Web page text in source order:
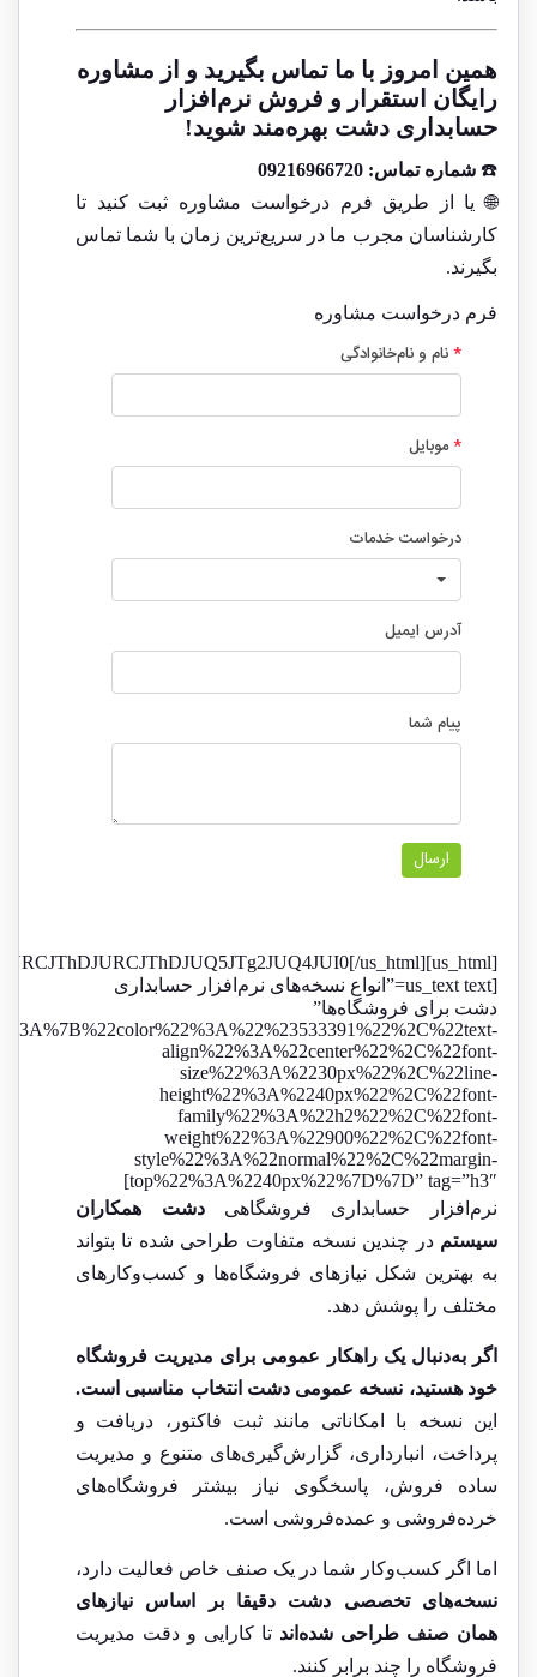
همین امروز با ما تماس بگیرید و از مشاوره
رایگان استقرار و فروش نرم‌افزار
حسابداری دشت بهره‌مند شوید!
☎️شماره تماس:09216966720
🌐 یا از طریق فرم درخواست مشاوره ثبت کنید تا
کارشناسان مجرب ما در سریع‌ترین زمان با شما تماس
بگیرند.
فرم درخواست مشاوره
[us_html]JUQ5JTg4JURCJThDJUQ4JUFGJURCJThDJUQ5JTg4JTJCJUQ4JUI5JURBJUE5JUQ4JUIzJTIwJUQ5JUJFJUQ4JUE3JURCJThDJURCJThDJUQ5JTg2JUQ4JUI0[/us_html]
[us_text text=”انواع نسخه‌های نرم‌افزار حسابداری
دشت برای فروشگاه‌ها”
align%22%3A%22center%22%2C%22font-
size%22%3A%2230px%22%2C%22line-
height%22%3A%2240px%22%2C%22font-
family%22%3A%22h2%22%2C%22font-
weight%22%3A%22900%22%2C%22font-
style%22%3A%22normal%22%2C%22margin-
top%22%3A%2240px%22%7D%7D” tag=”h3″]
نرم‌افزار حسابداری فروشگاهیدشت همکاران
سیستم در چندین نسخه متفاوت طراحی شده تا بتواند
به بهترین شکل نیازهای فروشگاه‌ها و کسب‌وکارهای
مختلف را پوشش دهد.
اگر به‌دنبال یک راهکار عمومی برای مدیریت فروشگاه
خود هستید، نسخه عمومی دشت انتخاب مناسبی است.
این نسخه با امکاناتی مانند ثبت فاکتور، دریافت و
پرداخت، انبارداری، گزارش‌گیری‌های متنوع و مدیریت
ساده فروش، پاسخگوی نیاز بیشتر فروشگاه‌های
خرده‌فروشی و عمده‌فروشی است.
اما اگر کسب‌وکار شما در یک صنف خاص فعالیت دارد،
نسخه‌های تخصصی دشت دقیقا بر اساس نیازهای
همان صنف طراحی شده‌اند تا کارایی و دقت مدیریت
فروشگاه را چند برابر کنند.